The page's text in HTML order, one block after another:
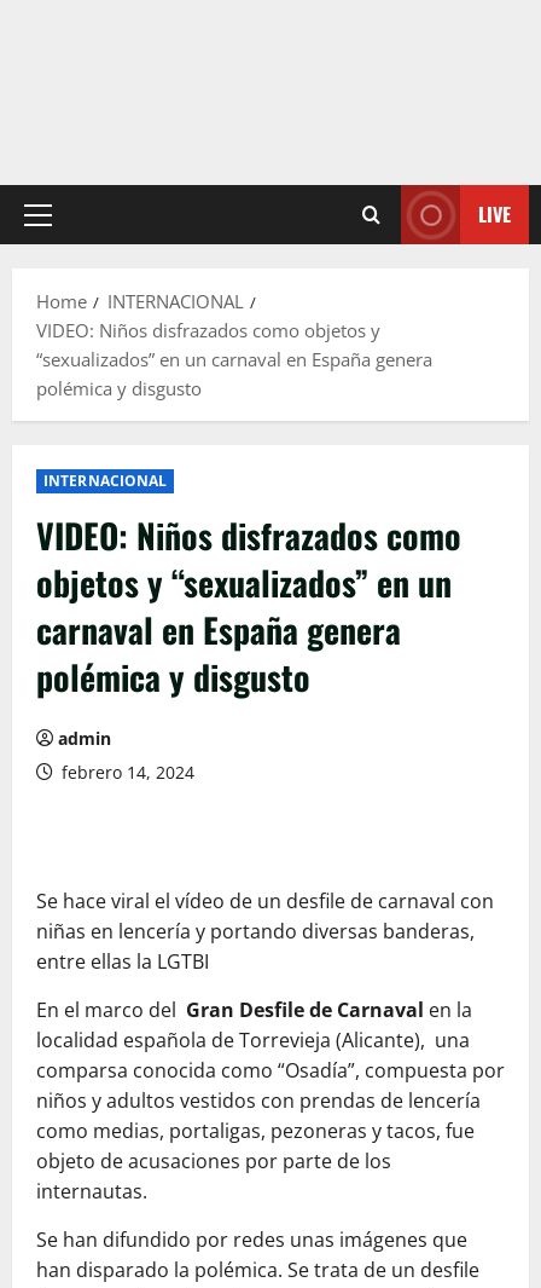
Primary
LIVE
Home
INTERNACIONAL
VIDEO: Niños disfrazados como objetos y
“sexualizados” en un carnaval en España genera
polémica y disgusto
INTERNACIONAL
VIDEO: Niños disfrazados como
objetos y “sexualizados” en un
carnaval en España genera
polémica y disgusto
admin
febrero 14, 2024
Se hace viral el vídeo de un desfile de carnaval con
niñas en lencería y portando diversas banderas,
entre ellas la LGTBI
En el marco del Gran Desfile de Carnaval en la
localidad española de Torrevieja (Alicante), una
comparsa conocida como “Osadía”, compuesta por
niños y adultos vestidos con prendas de lencería
como medias, portaligas, pezoneras y tacos, fue
objeto de acusaciones por parte de los
internautas.
Se han difundido por redes unas imágenes que
han disparado la polémica. Se trata de un desfile